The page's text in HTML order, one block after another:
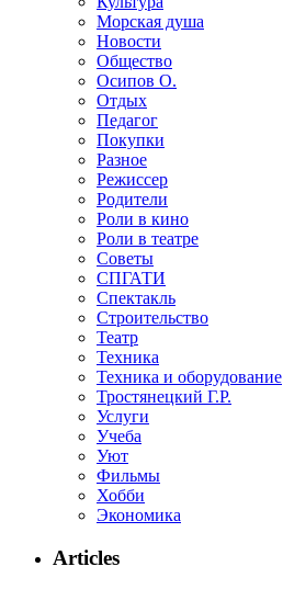
Морская душа
Новости
Общество
Осипов О.
Отдых
Педагог
Покупки
Разное
Режиссер
Родители
Роли в кино
Роли в театре
Советы
СПГАТИ
Спектакль
Строительство
Театр
Техника
Техника и оборудование
Тростянецкий Г.Р.
Услуги
Учеба
Уют
Фильмы
Хобби
Экономика
Articles